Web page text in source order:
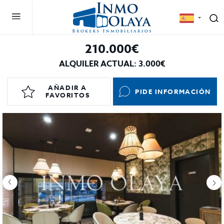
210.000€
ALQUILER ACTUAL: 3.000€
AÑADIR A
FAVORITOS
PIDE INFORMACIÓN